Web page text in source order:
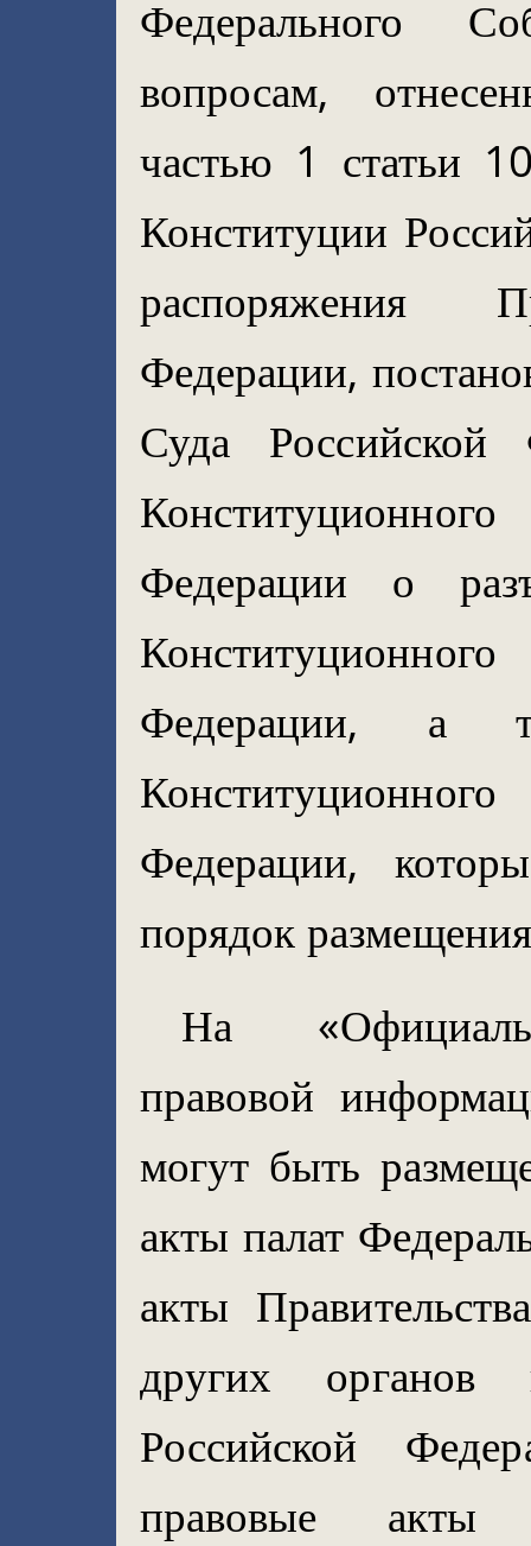
Федерального
вопросам,
частью 1 статьи
Конституции
распоряжения
Федерации,
Суда Российской
Федерации о
Федерации, а
Федерации,
порядок
На
правовой
могут быть
акты палат
акты
других органов
Российской
правовые акты